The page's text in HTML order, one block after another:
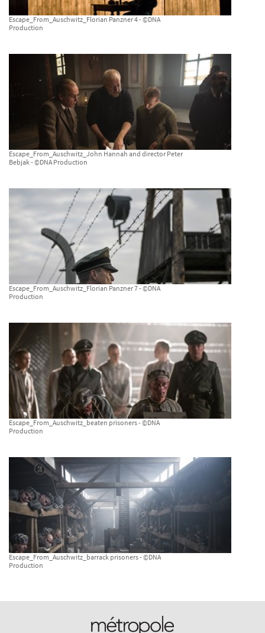
Escape_From_Auschwitz_Florian Panzner 4 - ©DNA
Production
Escape_From_Auschwitz_John Hannah and director Peter
Bebjak - ©DNA Production
Escape_From_Auschwitz_Florian Panzner 7 - ©DNA
Production
Escape_From_Auschwitz_beaten prisoners - ©DNA
Production
Escape_From_Auschwitz_barrack prisoners - ©DNA
Production